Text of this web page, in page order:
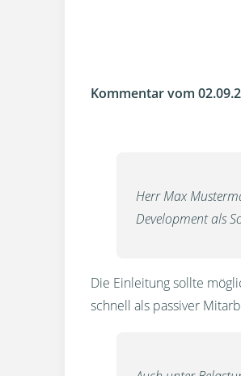
Kommentar vom
Herr Max
Development als
Die Einleitung sollte
schnell als passiver